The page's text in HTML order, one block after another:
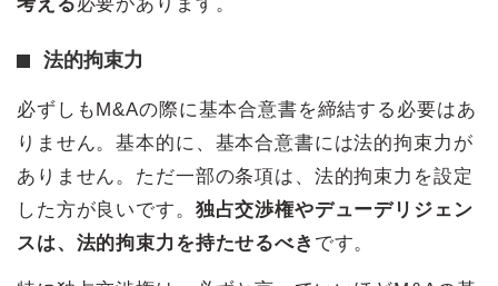
法的拘束力
必ずしもM&Aの際に基本合意書を締結する必要はあ
りません。基本的に、基本合意書には法的拘束力が
ありません。ただ一部の条項は、法的拘束力を設定
した方が良いです。 独占交渉権やデューデリジェン
スは、法的拘束力を持たせるべき です。